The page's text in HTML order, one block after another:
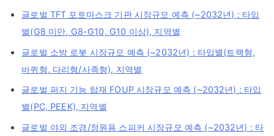
글로벌 TFT 포토마스크 기판 시장규모 예측 (~2032년) : 타입
별(G8 미만, G8-G10, G10 이상), 지역별
글로벌 소방 로봇 시장규모 예측 (~2032년) : 타입별(트랙형,
바퀴형, 다리형/사족형), 지역별
글로벌 퍼지 기능 탑재 FOUP 시장규모 예측 (~2032년) : 타입
별(PC, PEEK), 지역별
글로벌 야외 조경/정원용 스피커 시장규모 예측 (~2032년) : 타